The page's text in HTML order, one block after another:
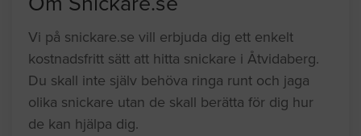
Vi på snickare.se vill erbjuda dig ett enkelt
kostnadsfritt sätt att hitta snickare i Åtvidaberg.
Du skall inte själv behöva ringa runt och jaga
olika snickare utan de skall berätta för dig hur
de kan hjälpa dig.